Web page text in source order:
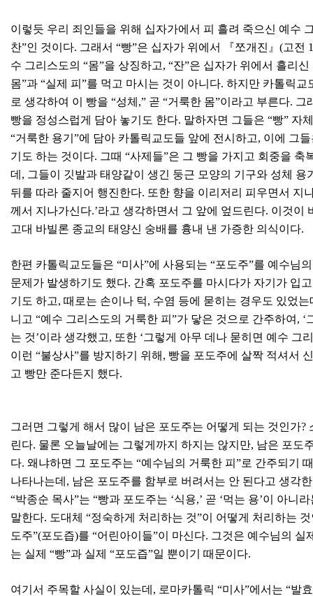
이렇듯 우리 죄인들을 위해 십자가에서 피 흘려 죽으신 예수
찬”인 것이다. 그래서 “빵”은 십자가 위에서 『쪼개진』(고
수 그리스도의 “몸”을 상징하고, “잔”은 십자가 위에서 흘리
몸”과 “실제 피”를 먹고 마시는 것이 아니다. 하지만 카톨릭
로 생각하여 이 빵을 “성체,” 곧 “거룩한 몸”이라고 부른다.
빵을 정성스럽게 담아 놓기도 한다. 말하자면 그들은 “빵” 자
“거룩한 용기”에 담아 카톨릭교도들 앞에 전시하고, 이에 그
기도 하는 것이다. 그때 “사제들”은 그 빵을 가지고 회중을
데, 그들이 깃발과 태양같이 생긴 둥근 모양의 기구와 성체
뒤를 따라 줄지어 행진한다. 또한 향을 이리저리 피우면서 지
께서 지나가신다.’라고 생각하면서 그 앞에 엎드린다. 이것이
고대 바빌론 종교의 태양신 숭배를 흉내 낸 가증한 의식이다.
한편 카톨릭교도들은 “미사”에 사용되는 “포도주”를 예수님
문제가 발생하기도 했다. 간혹 포도주를 마시다가 자기가 입
기도 하고, 때로는 손이나 턱, 수염 등에 묻히는 경우도 있었
니고 “예수 그리스도의 거룩한 피”가 닿은 것으로 간주하여,
는 것’이라 생각했고, 또한 ‘그렇게 아무 데나 묻히면 예수
이런 “불상사”를 방지하기 위해, 빵을 포도주에 살짝 적셔서
고 빵만 준다든지 했다.
그러면 그렇게 해서 많이 남은 포도주는 어떻게 되는 것인가
린다. 물론 오늘날에는 그렇게까지 하지는 않지만, 남은 포
다. 왜냐하면 그 포도주는 “예수님의 거룩한 피”로 간주되기
나타나는데, 남은 포도주를 함부로 버려서는 안 된다고 생각
“박종순 목사”는 “빵과 포도주는 ‘식용,’ 곧 ‘먹는 용’이 아
말한다. 도대체 “정숙하게 처리하는 것”이 어떻게 처리하는
도주”(포도즙)를 “어린아이들”이 마신다. 그것은 예수님의 실
는 실제 “빵”과 실제 “포도즙”일 뿐이기 때문이다.
여기서 주목할 사실이 있는데, 로마카톨릭 “미사”에서는 “발